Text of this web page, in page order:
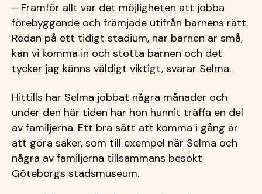
– Framför allt var det möjligheten att jobba
förebyggande och främjade utifrån barnens rätt.
Redan på ett tidigt stadium, när barnen är små,
kan vi komma in och stötta barnen och det
tycker jag känns väldigt viktigt, svarar Selma.
Hittills har Selma jobbat några månader och
under den här tiden har hon hunnit träffa en del
av familjerna. Ett bra sätt att komma i gång är
att göra saker, som till exempel när Selma och
några av familjerna tillsammans besökt
Göteborgs stadsmuseum.